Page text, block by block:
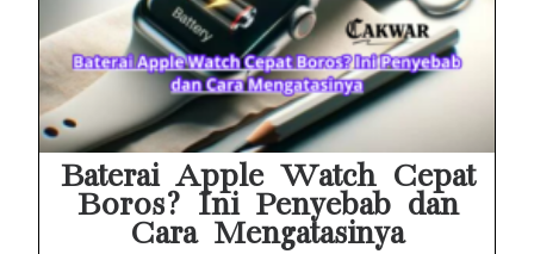
Baterai Apple Watch Cepat
Boros? Ini Penyebab dan
Cara Mengatasinya